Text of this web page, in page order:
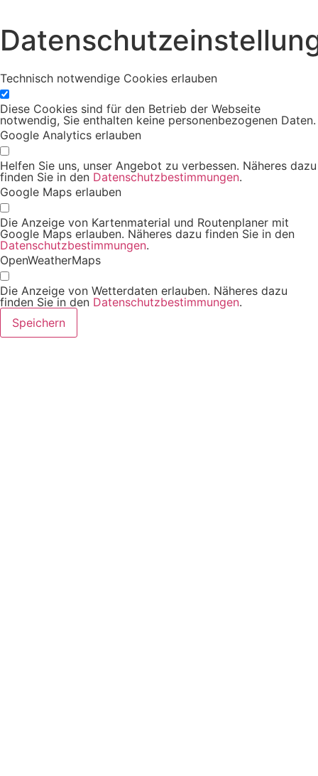
Technisch notwendige Cookies erlauben
Diese Cookies sind für den Betrieb der Webseite
notwendig, Sie enthalten keine personenbezogenen Daten.
Google Analytics erlauben
Helfen Sie uns, unser Angebot zu verbessen. Näheres dazu
finden Sie in den Datenschutzbestimmungen.
Google Maps erlauben
Die Anzeige von Kartenmaterial und Routenplaner mit
Google Maps erlauben. Näheres dazu finden Sie in den
Datenschutzbestimmungen.
OpenWeatherMaps
Die Anzeige von Wetterdaten erlauben. Näheres dazu
finden Sie in den Datenschutzbestimmungen.
Speichern